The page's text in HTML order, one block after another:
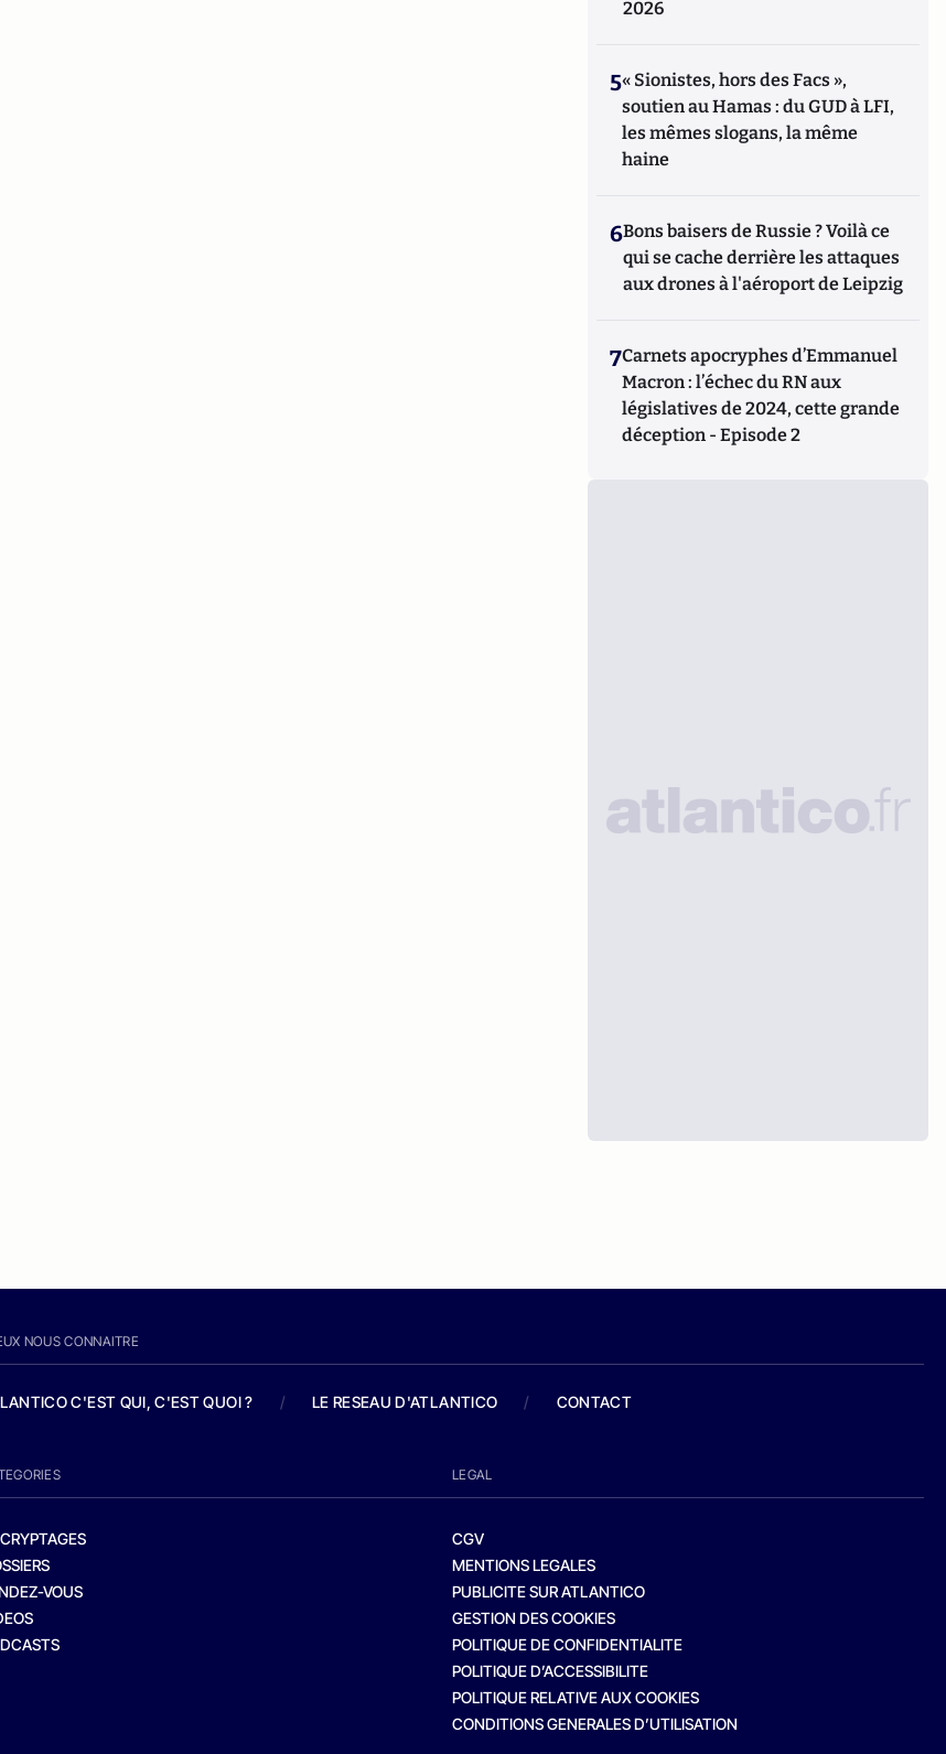
2026
5« Sionistes, hors des Facs »,
soutien au Hamas : du GUD à LFI,
les mêmes slogans, la même
haine
6Bons baisers de Russie ? Voilà ce
qui se cache derrière les attaques
aux drones à l'aéroport de Leipzig
7Carnets apocryphes d’Emmanuel
Macron : l’échec du RN aux
législatives de 2024, cette grande
déception - Episode 2
NOUS CONNAITRE
C'EST QUI, C'EST QUOI ? / LE RESEAU D'ATLANTICO / CONTACT
VOUS
LEGAL
CGV
MENTIONS LEGALES
PUBLICITE SUR ATLANTICO
GESTION DES COOKIES
POLITIQUE DE CONFIDENTIALITE
POLITIQUE D’ACCESSIBILITE
POLITIQUE RELATIVE AUX COOKIES
CONDITIONS GENERALES D’UTILISATION